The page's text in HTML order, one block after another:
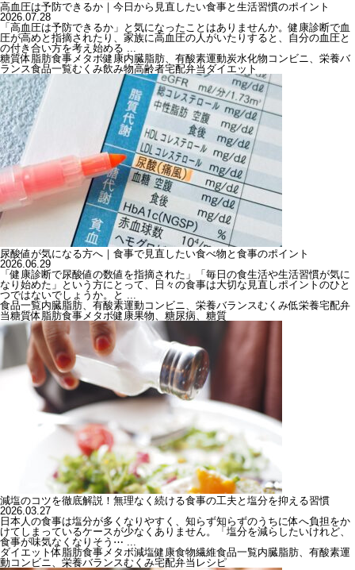
高血圧は予防できるか｜今日から見直したい食事と生活習慣のポイント
2026.07.28
「高血圧は予防できるか」と気になったことはありませんか。健康診断で血
圧が高めと指摘されたり、家族に高血圧の人がいたりすると、自分の血圧と
の付き合い方を考え始める ...
糖質体脂肪食事メタボ健康内臓脂肪、有酸素運動炭水化物 コンビニ、栄養バ
ランス食品一覧むくみ飲み物高齢者宅配弁当 ダイエット
尿酸値が気になる方へ｜食事で見直したい食べ物と食事のポイント
2026.06.29
「健康診断で尿酸値の数値を指摘された」「毎日の食生活や生活習慣が気に
なり始めた」という方にとって、日々の食事は大切な見直しポイントのひと
つではないでしょうか。と ...
食品一覧内臓脂肪、有酸素運動コンビニ、栄養バランスむくみ低栄養宅配弁
当糖質体脂肪食事メタボ健康果物、糖尿病、糖質
減塩のコツを徹底解説！無理なく続ける食事の工夫と塩分を抑える習慣
2026.03.27
日本人の食事は塩分が多くなりやすく、知らず知らずのうちに体へ負担をか
けてしまっているケースが少なくありません。「塩分を減らしたいけれど、
食事が味気なくなりそう⋯ ...
ダイエット体脂肪食事メタボ減塩健康食物繊維食品一覧内臓脂肪、有酸素運
動コンビニ、栄養バランスむくみ宅配弁当 レシピ